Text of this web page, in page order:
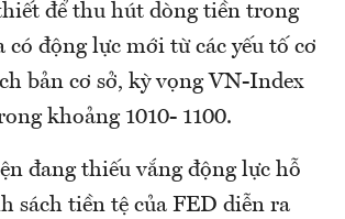
để thu hút dòng tiền trong
có động lực mới từ các yếu tố cơ
bản cơ sở, kỳ vọng VN-Index
khoảng 1010- 1100.
đang thiếu vắng động lực hỗ
sách tiền tệ của FED diễn ra